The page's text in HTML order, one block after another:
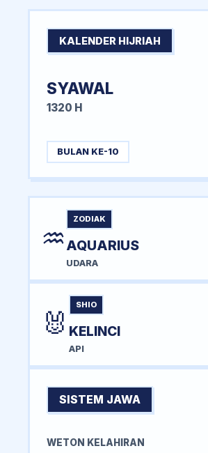
KALENDER HIJRIAH
SYAWAL
1320 H
BULAN KE-10
♒
ZODIAK
AQUARIUS
UDARA
🐰
SHIO
KELINCI
API
SISTEM JAWA
WETON KELAHIRAN